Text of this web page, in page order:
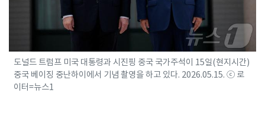
도널드 트럼프 미국 대통령과 시진핑 중국 국가주석이 15일(현지시간)
중국 베이징 중난하이에서 기념 촬영을 하고 있다. 2026.05.15. ⓒ 로
이터=뉴스1